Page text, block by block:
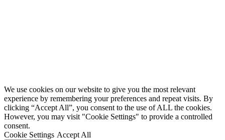
We use cookies on our website to give you the most relevant
experience by remembering your preferences and repeat visits. By
clicking “Accept All”, you consent to the use of ALL the cookies.
However, you may visit "Cookie Settings" to provide a controlled
consent.
Cookie Settings Accept All